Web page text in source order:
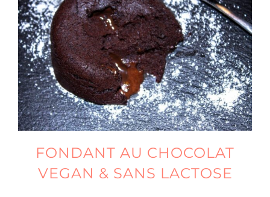
FONDANT AU CHOCOLAT
VEGAN & SANS LACTOSE